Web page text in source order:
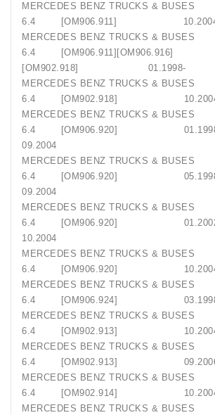
MERCEDES BENZ TRUCKS &
6.4 [OM906.911]
MERCEDES BENZ TRUCKS &
6.4 [OM906.911][OM906.916]
[OM902.918] 01.1998-
MERCEDES BENZ TRUCKS &
6.4 [OM902.918]
MERCEDES BENZ TRUCKS &
6.4 [OM906.920]
09.2004
MERCEDES BENZ TRUCKS &
6.4 [OM906.920]
09.2004
MERCEDES BENZ TRUCKS &
6.4 [OM906.920]
10.2004
MERCEDES BENZ TRUCKS &
6.4 [OM906.920]
MERCEDES BENZ TRUCKS &
6.4 [OM906.924]
MERCEDES BENZ TRUCKS &
6.4 [OM902.913]
MERCEDES BENZ TRUCKS &
6.4 [OM902.913]
MERCEDES BENZ TRUCKS &
6.4 [OM902.914]
MERCEDES BENZ TRUCKS &